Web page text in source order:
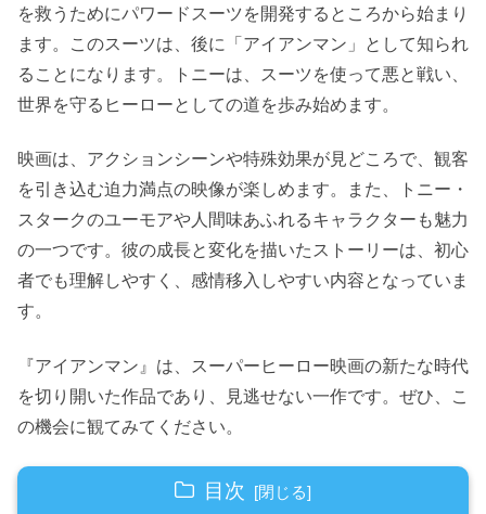
を救うためにパワードスーツを開発するところから始まり
ます。このスーツは、後に「アイアンマン」として知られ
ることになります。トニーは、スーツを使って悪と戦い、
世界を守るヒーローとしての道を歩み始めます。
映画は、アクションシーンや特殊効果が見どころで、観客
を引き込む迫力満点の映像が楽しめます。また、トニー・
スタークのユーモアや人間味あふれるキャラクターも魅力
の一つです。彼の成長と変化を描いたストーリーは、初心
者でも理解しやすく、感情移入しやすい内容となっていま
す。
『アイアンマン』は、スーパーヒーロー映画の新たな時代
を切り開いた作品であり、見逃せない一作です。ぜひ、こ
の機会に観てみてください。
目次